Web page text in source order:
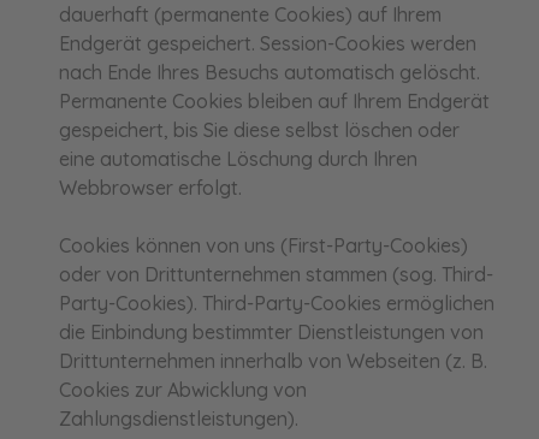
dauerhaft (permanente Cookies) auf Ihrem
Endgerät gespeichert. Session-Cookies werden
nach Ende Ihres Besuchs automatisch gelöscht.
Permanente Cookies bleiben auf Ihrem Endgerät
gespeichert, bis Sie diese selbst löschen oder
eine automatische Löschung durch Ihren
Webbrowser erfolgt.
Cookies können von uns (First-Party-Cookies)
oder von Drittunternehmen stammen (sog. Third-
Party-Cookies). Third-Party-Cookies ermöglichen
die Einbindung bestimmter Dienstleistungen von
Drittunternehmen innerhalb von Webseiten (z. B.
Cookies zur Abwicklung von
Zahlungsdienstleistungen).